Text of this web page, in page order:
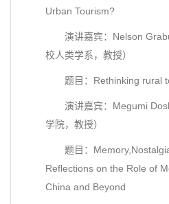
Urban Tourism?
演讲嘉宾：Nelson
校人类学系，教授）
题目：Rethinking rural
演讲嘉宾：Megumi
学院，教授）
题目：
Reflections on the Role of
China and Beyond